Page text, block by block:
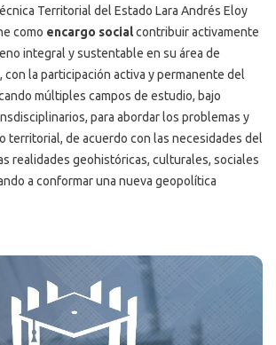
Territorial del Estado Lara Andrés Eloy
como encargo socialcontribuir activamente
integral y sustentable en su área de
la participación activa y permanente del
múltiples campos de estudio, bajo
para abordar los problemas y
territorial, de acuerdo con las necesidades del
realidades geohistóricas, culturales, sociales
a conformar una nueva geopolítica